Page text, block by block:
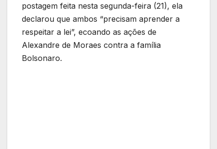
postagem feita nesta segunda-feira (21), ela
declarou que ambos “precisam aprender a
respeitar a lei”, ecoando as ações de
Alexandre de Moraes contra a família
Bolsonaro.